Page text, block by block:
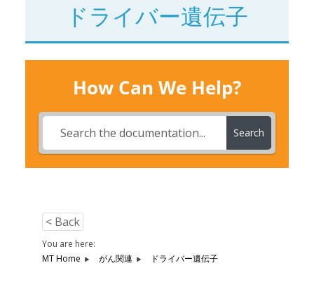
ドライバー遺伝子
How Can We Help?
Search
< Back
You are here:
MT Home
がん関連 ドライバー遺伝子